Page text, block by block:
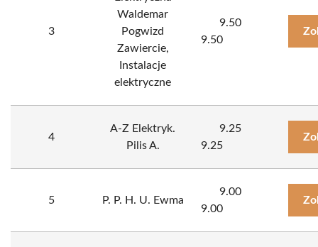
3
Waldemar
Pogwizd
Zawiercie,
Instalacje
elektryczne
9.50
9.50
4
A-Z Elektryk.
Pilis A.
9.25
9.25
5 P. P. H. U. Ewma
9.00
9.00